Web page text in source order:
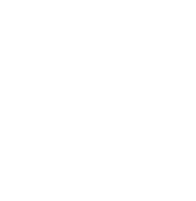
响；<&list>3.稳定器的转向胶套和球头